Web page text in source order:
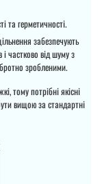
та герметичності.
забезпечують
частково від шуму з
зробленими.
тому потрібні якісні
вищою за стандартні